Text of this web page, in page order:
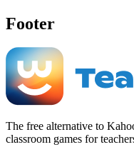
Footer
The free alternative to
classroom games for